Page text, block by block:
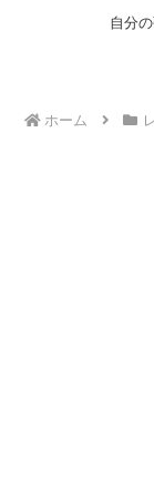
自分
ホーム